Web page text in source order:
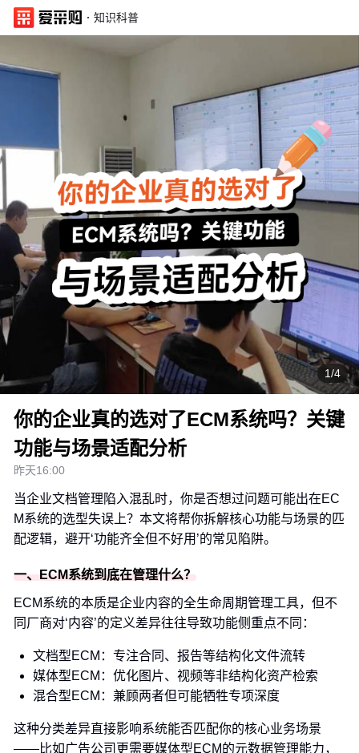
· 知识科普
1/4
你的企业真的选对了ECM系统吗？关键
功能与场景适配分析
昨天16:00
当企业文档管理陷入混乱时，你是否想过问题可能出在EC
M系统的选型失误上？本文将帮你拆解核心功能与场景的匹
配逻辑，避开‘功能齐全但不好用’的常见陷阱。
一、ECM系统到底在管理什么？
ECM系统的本质是企业内容的全生命周期管理工具，但不
同厂商对‘内容’的定义差异往往导致功能侧重点不同：
文档型ECM：专注合同、报告等结构化文件流转
媒体型ECM：优化图片、视频等非结构化资产检索
混合型ECM：兼顾两者但可能牺牲专项深度
这种分类差异直接影响系统能否匹配你的核心业务场景
——比如广告公司更需要媒体型ECM的元数据管理能力，